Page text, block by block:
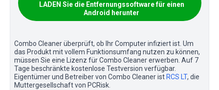
LADEN Sie die Entfernungssoftware für einen
Android herunter
Combo Cleaner überprüft, ob Ihr Computer infiziert ist. Um
das Produkt mit vollem Funktionsumfang nutzen zu können,
müssen Sie eine Lizenz für Combo Cleaner erwerben. Auf 7
Tage beschränkte kostenlose Testversion verfügbar.
Eigentümer und Betreiber von Combo Cleaner ist RCS LT, die
Muttergesellschaft von PCRisk.